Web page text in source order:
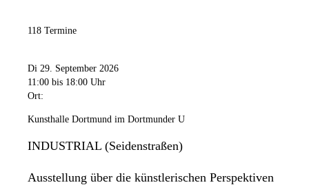
118 Termine
Di 29. September 2026
11:00 bis 18:00 Uhr
Ort:
Kunsthalle Dortmund im Dortmunder U
INDUSTRIAL (Seidenstraßen)
Ausstellung über die künstlerischen Perspektiven